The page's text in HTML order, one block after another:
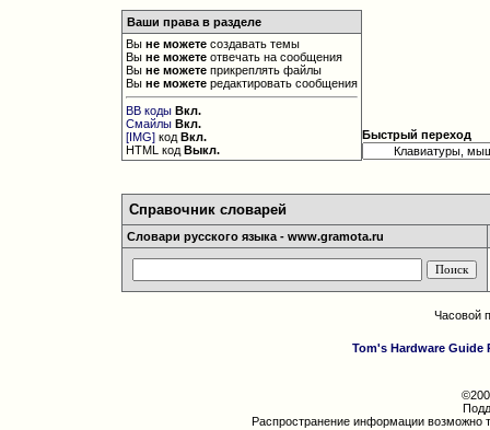
Ваши права в разделе
Выне можете создавать темы
Выне можете отвечать на сообщения
Выне можете прикреплять файлы
Выне можете редактировать сообщения
BB коды Вкл.
Смайлы Вкл.
[IMG] кодВкл.
HTML кодВыкл.
Быстрый переход
Справочник словарей
Словари русского языка - www.gramota.ru
Часовой
Tom's Hardware Guide
Распространение информации возможно